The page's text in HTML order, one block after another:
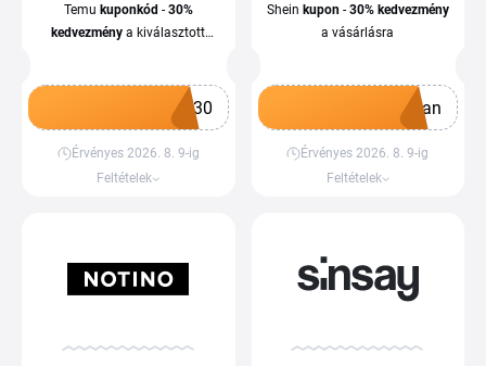
Temu kuponkód - 30%
kedvezmény a kiválasztott
Kupon megszerzése
W30
Érvényes 2026. 8. 9-ig
Feltételek
Shein kupon- 30% kedvezmény
a vásárlásra
Kupon megszerzése
ban
Érvényes 2026. 8. 9-ig
Feltételek